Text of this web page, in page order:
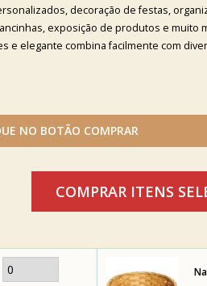
decoração de festas,
exposição de produtos e muito
e elegante combina facilmente com